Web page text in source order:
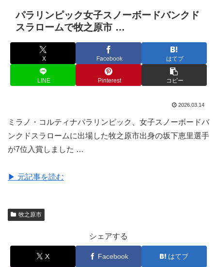
パラリンピック女子スノーボードバンクド
スラロームで牧之原市 …
X Facebook はてブ
LINE Pinterest コピー
2026.03.14
ミラノ・コルティナパラリンピック、女子スノーボードバ
ンクドスラロームに出場した牧之原市出身の坂下恵里選手
が7位入賞しました …
▶ 元記事を読む
牧之原市
シェアする
X Facebook はてブ